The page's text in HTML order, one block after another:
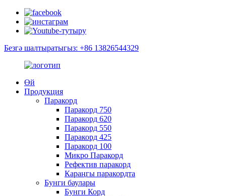
Безгә шалтыратыгыз: +86 13826544329
Өй
Продукция
Паракорд
Паракорд 750
Паракорд 620
Паракорд 550
Паракорд 425
Паракорд 100
Микро Паракорд
Рефектив паракорд
Караңгы паракордта
Бунги баулары
Бунги Корд